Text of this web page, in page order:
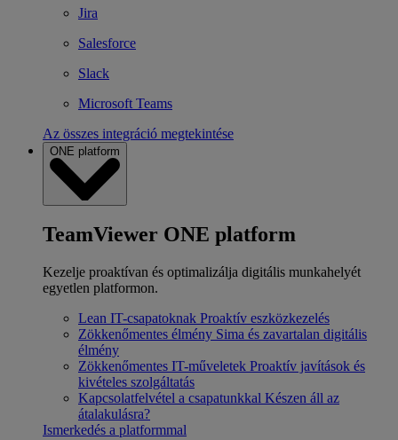
Jira
Salesforce
Slack
Microsoft Teams
Az összes integráció megtekintése
ONE platform
TeamViewer ONE platform
Kezelje proaktívan és optimalizálja digitális munkahelyét
egyetlen platformon.
Lean IT-csapatoknak Proaktív eszközkezelés
Zökkenőmentes élmény Sima és zavartalan digitális
élmény
Zökkenőmentes IT-műveletek Proaktív javítások és
kivételes szolgáltatás
Kapcsolatfelvétel a csapatunkkal Készen áll az
átalakulásra?
Ismerkedés a platformmal